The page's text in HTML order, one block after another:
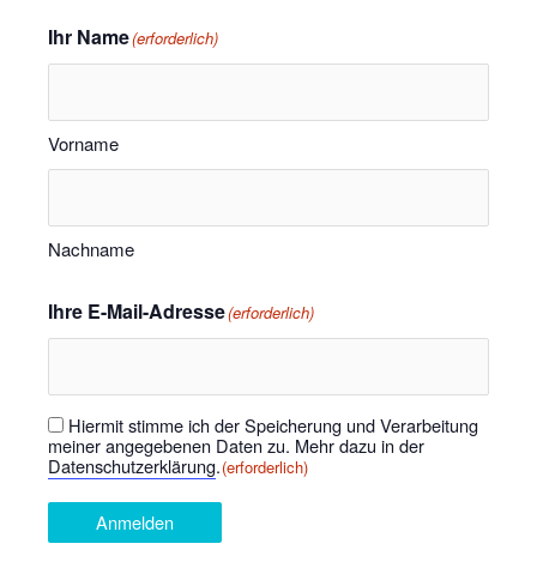
Ihr Name(erforderlich)
Vorname
Nachname
Ihre E-Mail-Adresse(erforderlich)
Einwilligung(erforderlich)
Hiermit stimme ich der Speicherung und Verarbeitung
meiner angegebenen Daten zu. Mehr dazu in der
Datenschutzerklärung.(erforderlich)
Anmelden